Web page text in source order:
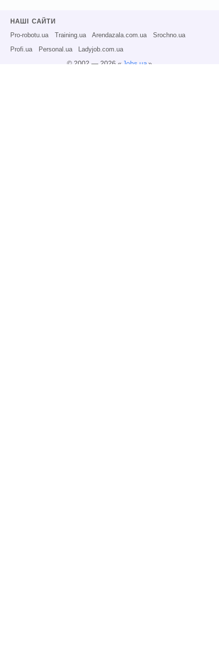
НАШІ САЙТИ
Pro-robotu.ua Training.ua Arendazala.com.ua Srochno.ua
Profi.ua Personal.ua Ladyjob.com.ua
© 2002 — 2026 « Jobs.ua»